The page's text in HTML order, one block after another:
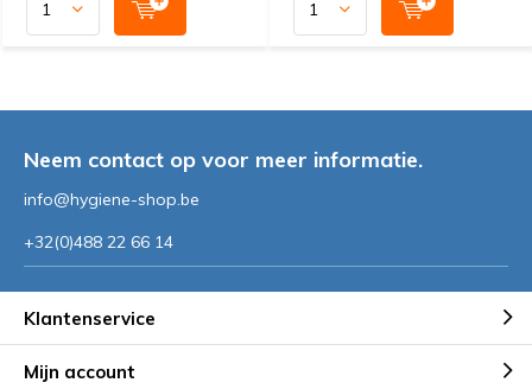
Neem contact op voor meer informatie.
info@hygiene-shop.be
+32(0)488 22 66 14
Klantenservice
Mijn account